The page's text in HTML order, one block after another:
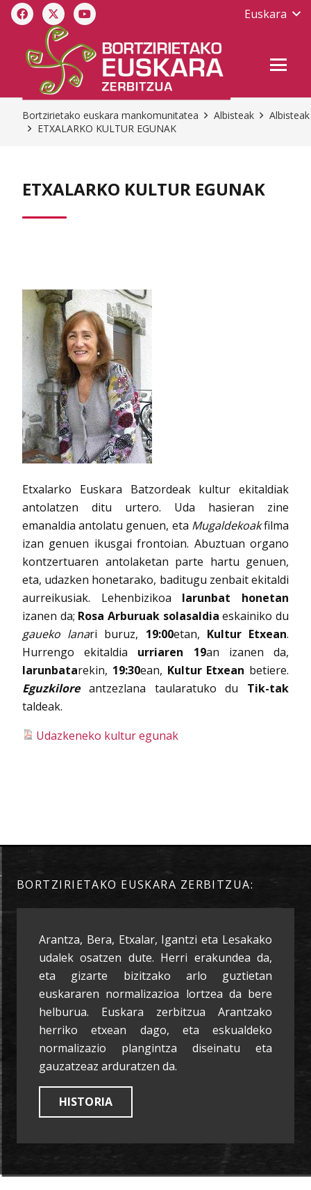
Euskara
Bortzirietako euskara mankomunitatea Albisteak
Albisteak
ETXALARKO KULTUR EGUNAK
ETXALARKO KULTUR EGUNAK
Etxalarko Euskara Batzordeak kultur ekitaldiak
antolatzen ditu urtero. Uda hasieran zine
emanaldia antolatu genuen, eta Mugaldekoakfilma
izan genuen ikusgai frontoian. Abuztuan organo
kontzertuaren antolaketan parte hartu genuen,
eta, udazken honetarako, baditugu zenbait ekitaldi
aurreikusiak. Lehenbizikoa larunbat honetan
izanen da; Rosa Arburuak solasaldia eskainiko du
gaueko lanari buruz, 19:00etan, Kultur Etxean.
Hurrengo ekitaldia urriaren 19an izanen da,
larunbatarekin, 19:30ean, Kultur Etxean betiere.
Eguzkilore antzezlana taularatuko du Tik-tak
taldeak.
Udazkeneko kultur egunak
BORTZIRIETAKO EUSKARA ZERBITZUA:
Arantza, Bera, Etxalar, Igantzi eta Lesakako
udalek osatzen dute. Herri erakundea da,
eta gizarte bizitzako arlo guztietan
euskararen normalizazioa lortzea da bere
helburua. Euskara zerbitzua Arantzako
herriko etxean dago, eta eskualdeko
normalizazio plangintza diseinatu eta
gauzatzeaz arduratzen da.
HISTORIA